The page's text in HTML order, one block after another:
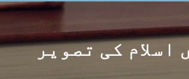
اسلام کی تصویر